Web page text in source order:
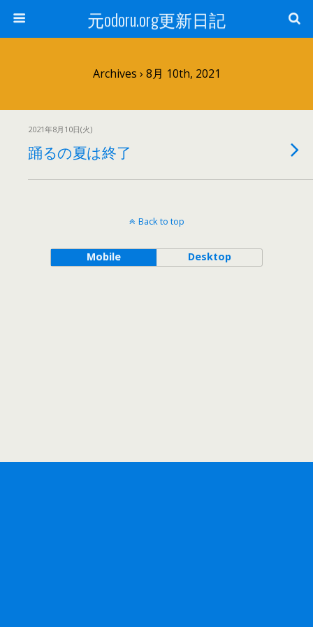
元odoru.org更新日記
Archives › 8月 10th, 2021
2021年8月10日(火)
踊るの夏は終了
Back to top
Mobile Desktop